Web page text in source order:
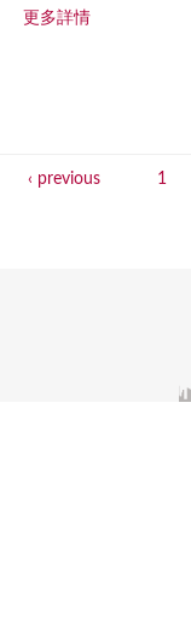
更多詳情
‹ previous 1